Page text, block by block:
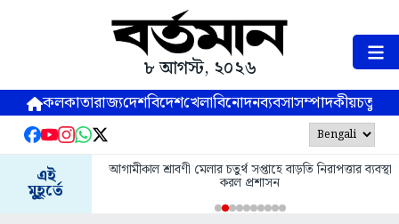
৮ আগস্ট, ২০২৬
কলকাতারাজ্যদেশবিদেশখেলাবিনোদনব্যবসাসম্পাদকীয়
এই
মুহূর্তে
আগামীকাল শ্রাবণী মেলার চতুর্থ সপ্তাহে বাড়তি নিরাপত্তার ব্যবস্থা
করল প্রশাসন